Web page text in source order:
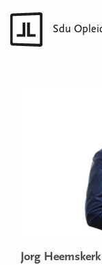
Sdu
Jorg Heemskerk